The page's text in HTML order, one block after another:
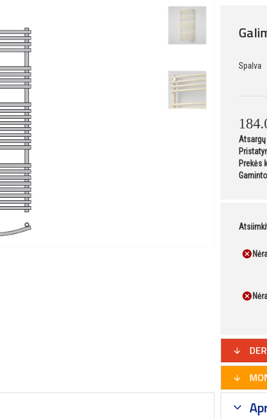
Spalva
184.
Prekės